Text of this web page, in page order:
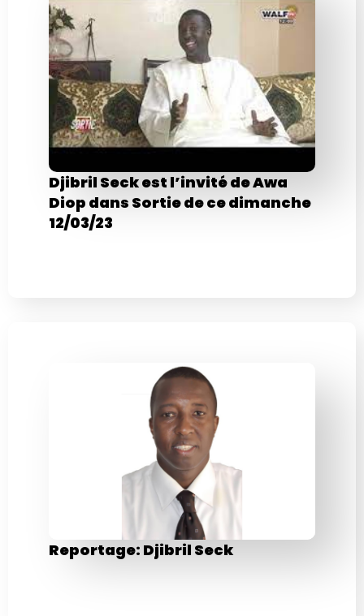
Djibril Seck est l’invité de Awa
Diop dans Sortie de ce dimanche
12/03/23
Reportage: Djibril Seck